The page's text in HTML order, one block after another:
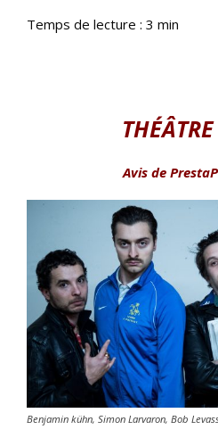
Temps de lecture : 3 min
Avis de
Benjamin kühn, Simon Larvaron, Bob